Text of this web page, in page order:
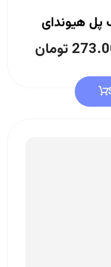
پل هیوندای
تومان